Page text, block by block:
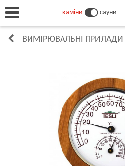
каміни сауни
ВИМІРЮВАЛЬНІ ПРИЛАДИ